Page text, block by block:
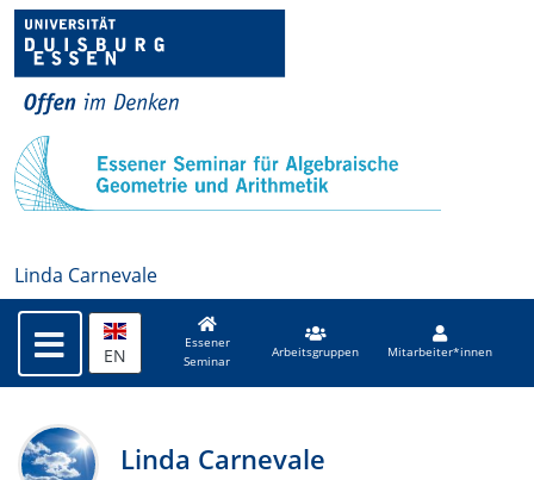
Linda Carnevale
EN
Essener
Seminar
Arbeitsgruppen Mitarbeiter*innen
Linda Carnevale